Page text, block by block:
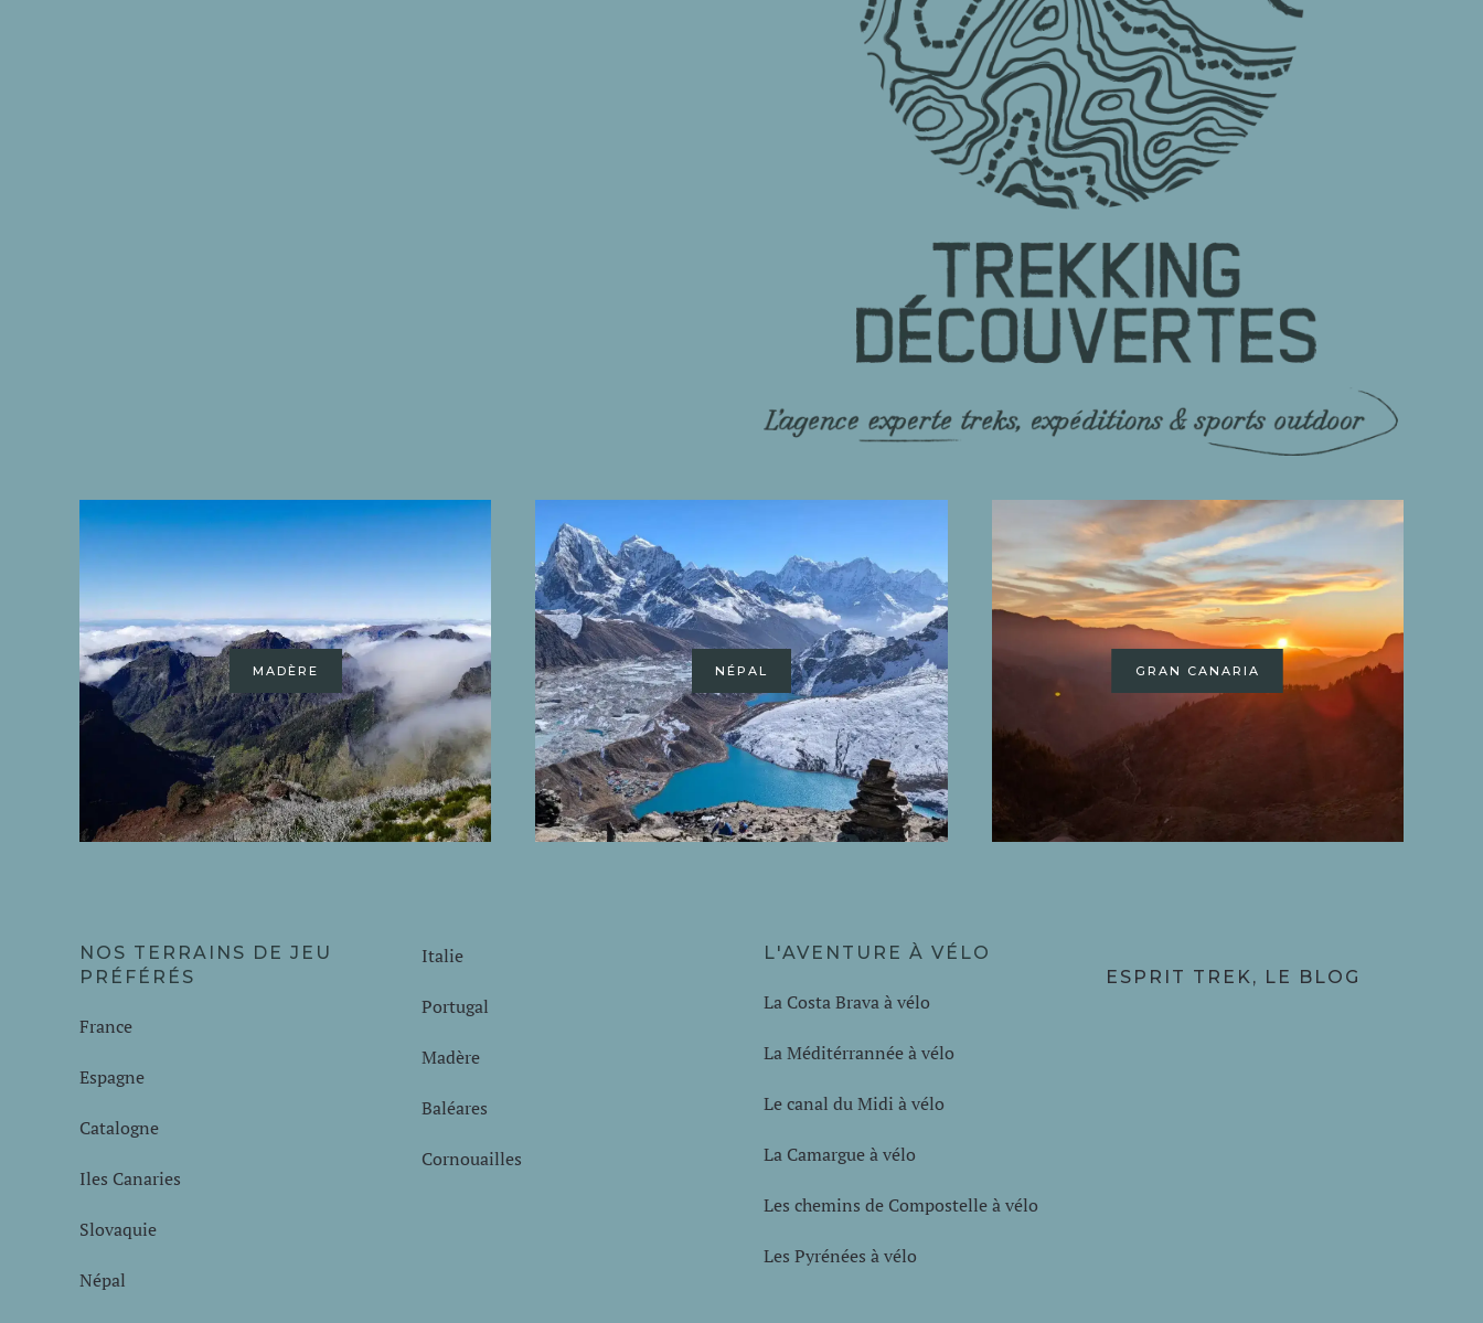
MADÈRE NÉPAL GRAN CANARIA
NOS TERRAINS DE JEU
PRÉFÉRÉS
France
Espagne
Catalogne
Iles Canaries
Slovaquie
Népal
Italie
Portugal
Madère
Baléares
Cornouailles
L'AVENTURE À VÉLO
La Costa Brava à vélo
La Méditérrannée à vélo
Le canal du Midi à vélo
La Camargue à vélo
Les chemins de Compostelle à vélo
Les Pyrénées à vélo
ESPRIT TREK, LE BLOG